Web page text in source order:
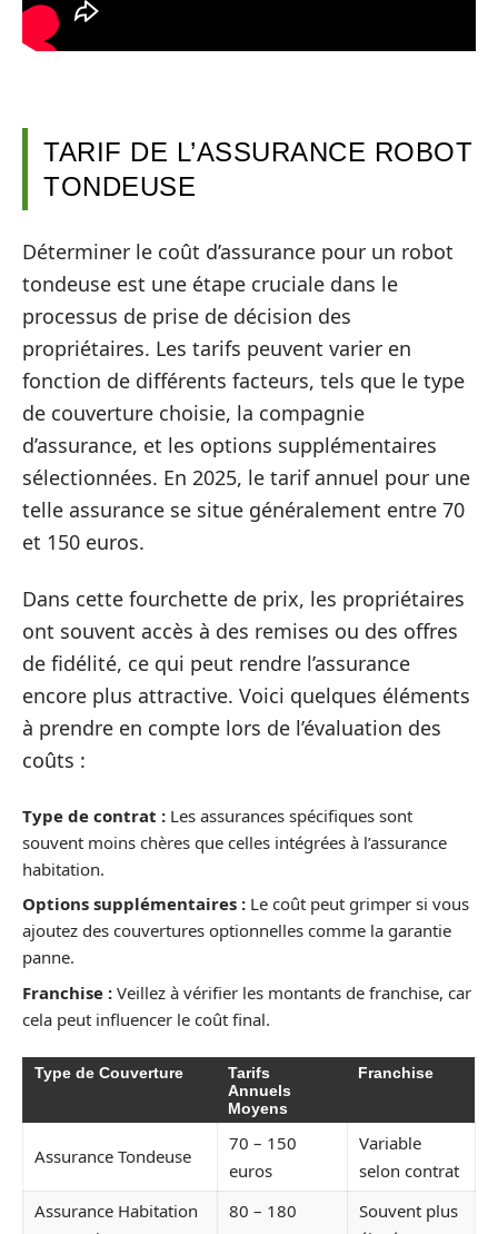
TARIF DE L’ASSURANCE ROBOT
TONDEUSE
Déterminer le coût d’assurance pour un robot
tondeuse est une étape cruciale dans le
processus de prise de décision des
propriétaires. Les tarifs peuvent varier en
fonction de différents facteurs, tels que le type
de couverture choisie, la compagnie
d’assurance, et les options supplémentaires
sélectionnées. En 2025, le tarif annuel pour une
telle assurance se situe généralement entre 70
et 150 euros.
Dans cette fourchette de prix, les propriétaires
ont souvent accès à des remises ou des offres
de fidélité, ce qui peut rendre l’assurance
encore plus attractive. Voici quelques éléments
à prendre en compte lors de l’évaluation des
coûts :
Type de contrat : Les assurances spécifiques sont
souvent moins chères que celles intégrées à l’assurance
habitation.
Options supplémentaires : Le coût peut grimper si vous
ajoutez des couvertures optionnelles comme la garantie
panne.
Franchise : Veillez à vérifier les montants de franchise, car
cela peut influencer le coût final.
Type de Couverture
Tarifs
Annuels
Moyens
Franchise
Assurance Tondeuse
70 – 150
euros
Variable
selon contrat
Assurance Habitation
80 – 180
Souvent plus